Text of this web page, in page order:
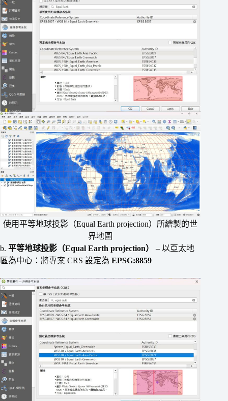
使用平等地球投影（Equal Earth projection）所繪製的世
界地圖
b. 平等地球投影（Equal Earth projection）
– 以亞太地
區為中心：將專案 CRS 設定為 EPSG:8859